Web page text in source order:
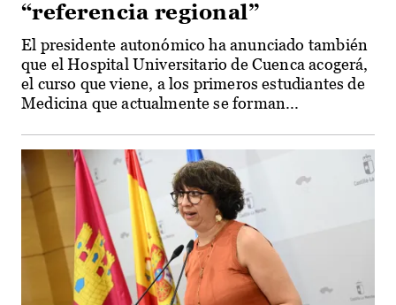
“referencia regional”
El presidente autonómico ha anunciado también
que el Hospital Universitario de Cuenca acogerá,
el curso que viene, a los primeros estudiantes de
Medicina que actualmente se forman...